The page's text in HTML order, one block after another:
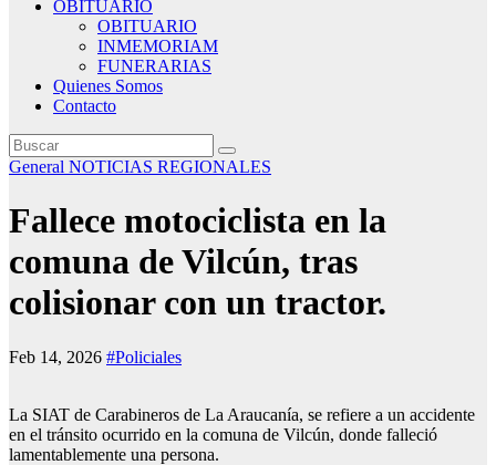
OBITUARIO
OBITUARIO
INMEMORIAM
FUNERARIAS
Quienes Somos
Contacto
General NOTICIAS REGIONALES
Fallece motociclista en la
comuna de Vilcún, tras
colisionar con un tractor.
Feb 14, 2026 #Policiales
La SIAT de Carabineros de La Araucanía, se refiere a un accidente
en el tránsito ocurrido en la comuna de Vilcún, donde falleció
lamentablemente una persona.